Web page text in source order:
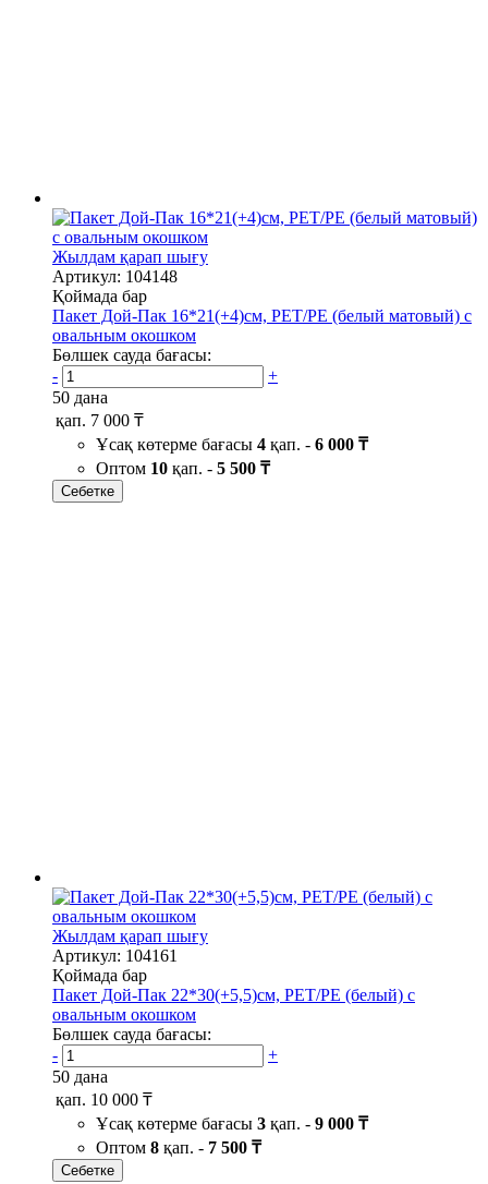
Жылдам қарап шығу
Артикул: 104148
Қоймада бар
Пакет Дой-Пак 16*21(+4)см, PET/PE (белый матовый) с
овальным окошком
Бөлшек сауда бағасы:
-
+
50 дана
қап. 7 000 ₸
Ұсақ көтерме бағасы 4 қап. - 6 000 ₸
Оптом 10 қап. - 5 500 ₸
Себетке
Жылдам қарап шығу
Артикул: 104161
Қоймада бар
Пакет Дой-Пак 22*30(+5,5)см, PET/PE (белый) с
овальным окошком
Бөлшек сауда бағасы:
-
+
50 дана
қап. 10 000 ₸
Ұсақ көтерме бағасы 3 қап. - 9 000 ₸
Оптом 8 қап. - 7 500 ₸
Себетке